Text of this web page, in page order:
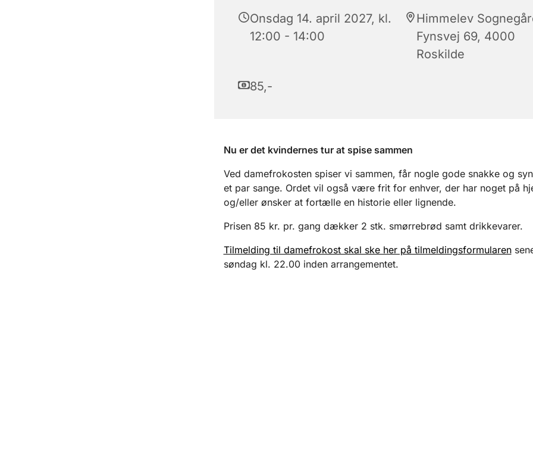
Onsdag 14. april 2027, kl.
12:00 - 14:00
Himmelev
Fynsvej 69, 4000
Roskilde
85,-
Nu er det kvindernes tur at spise sammen
Ved damefrokosten spiser vi sammen, får nogle gode snakke og
et par sange. Ordet vil også være frit for enhver, der har noget på
og/eller ønsker at fortælle en historie eller lignende.
Prisen 85 kr. pr. gang dækker 2 stk. smørrebrød samt drikkevarer.
Tilmelding til damefrokost skal ske her på tilmeldingsformularen
søndag kl. 22.00 inden arrangementet.